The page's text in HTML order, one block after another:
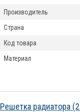
Производитель
Страна
Код товара
Материал
Решетка радиатора